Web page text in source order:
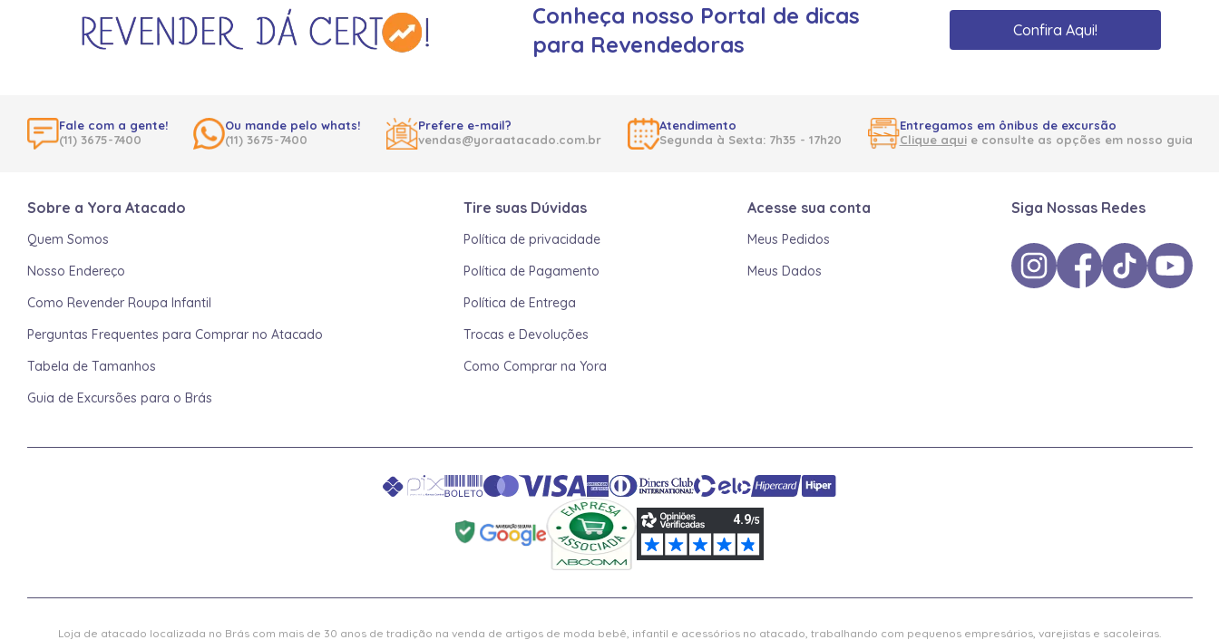
Conheça nosso Portal de dicas
para Revendedoras
Confira Aqui!
Fale com a gente!
(11) 3675-7400
Ou mande pelo whats!
(11) 3675-7400
Prefere e-mail?
vendas@yoraatacado.com.br
Atendimento
Segunda à Sexta: 7h35 - 17h20
Entregamos em ônibus de excursão
Clique aquie consulte as opções em nosso guia
Sobre a Yora Atacado
Quem Somos
Nosso Endereço
Como Revender Roupa Infantil
Perguntas Frequentes para Comprar no Atacado
Tabela de Tamanhos
Guia de Excursões para o Brás
Tire suas Dúvidas
Política de privacidade
Política de Pagamento
Política de Entrega
Trocas e Devoluções
Como Comprar na Yora
Acesse sua conta
Meus Pedidos
Meus Dados
Siga Nossas Redes
Loja de atacado localizada no Brás com mais de 30 anos de tradição na venda de artigos de moda bebê, infantil e acessórios no atacado, trabalhando com pequenos empresários, varejistas e sacoleiras.